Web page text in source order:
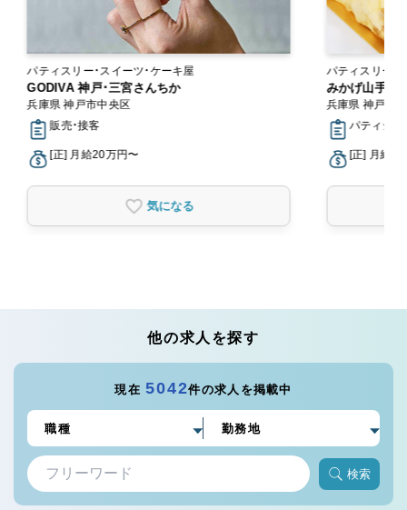
パティスリー・スイーツ・ケーキ屋
GODIVA 神戸･三宮さんちか
兵庫県 神戸市中央区
販売・接客
[正] 月給20万円〜
気になる
パティスリー・
みかげ山手ロ
兵庫県 神戸市
パティシエ
[正] 月給
他の求人を探す
現在5042件の求人を掲載中
検索